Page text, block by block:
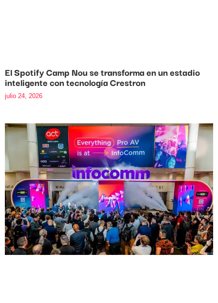
El Spotify Camp Nou se transforma en un estadio
inteligente con tecnología Crestron
julio 24, 2026